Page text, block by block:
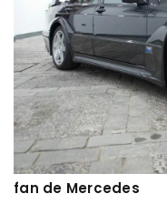
fan de Mercedes